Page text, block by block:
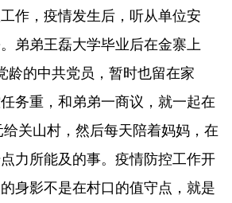
作，疫情发生后，听从单位安
弟弟王磊大学毕业后在金寨上
龄的中共党员，暂时也留在家
务重，和弟弟一商议，就一起在
给关山村，然后每天陪着妈妈，在
力所能及的事。疫情防控工作开
身影不是在村口的值守点，就是